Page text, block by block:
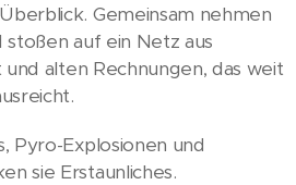
Gemeinsam nehmen
stoßen auf ein Netz aus
und alten Rechnungen, das weit
Pyro-Explosionen und
sie Erstaunliches.